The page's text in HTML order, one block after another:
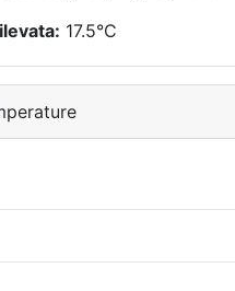
17.5°C